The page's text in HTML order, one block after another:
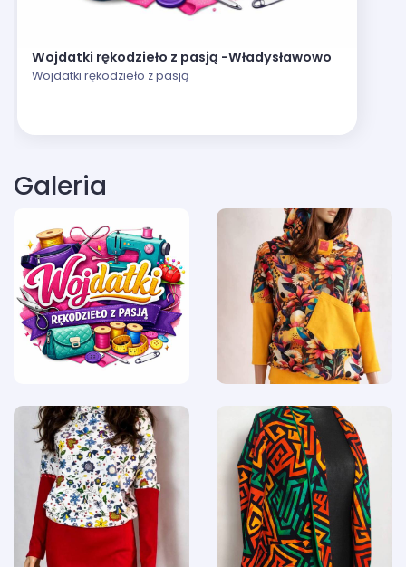
Wojdatki rękodzieło z pasją -Władysławowo
Wojdatki rękodzieło z pasją
Galeria